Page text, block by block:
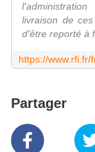
livraison de
d'être reporté à
Partager